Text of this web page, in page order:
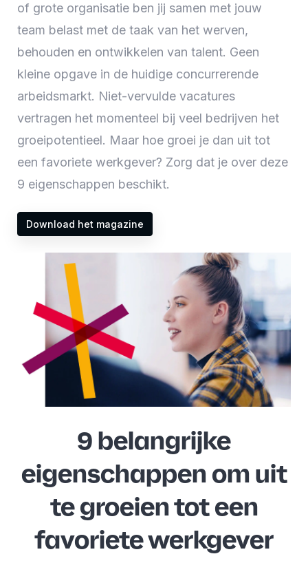
of grote organisatie ben jij samen met jouw
team belast met de taak van het werven,
behouden en ontwikkelen van talent. Geen
kleine opgave in de huidige concurrerende
arbeidsmarkt. Niet-vervulde vacatures
vertragen het momenteel bij veel bedrijven het
groeipotentieel. Maar hoe groei je dan uit tot
een favoriete werkgever? Zorg dat je over deze
9 eigenschappen beschikt.
Download het magazine
9 belangrijke
eigenschappen om uit
te groeien tot een
favoriete werkgever